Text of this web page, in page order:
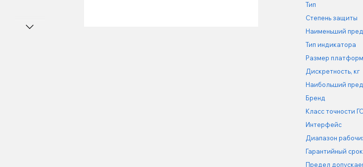
Тип
Степень защиты
Наименьший
Тип индикатора
Размер
Дискретность, кг
Наибольший
Бренд
Класс точности
Интерфейс
Диапазон
Гарантийный
Предел